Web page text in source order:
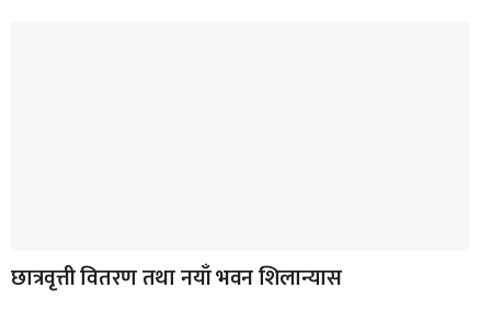
छात्रवृत्ती वितरण तथा नयाँ भवन शिलान्यास